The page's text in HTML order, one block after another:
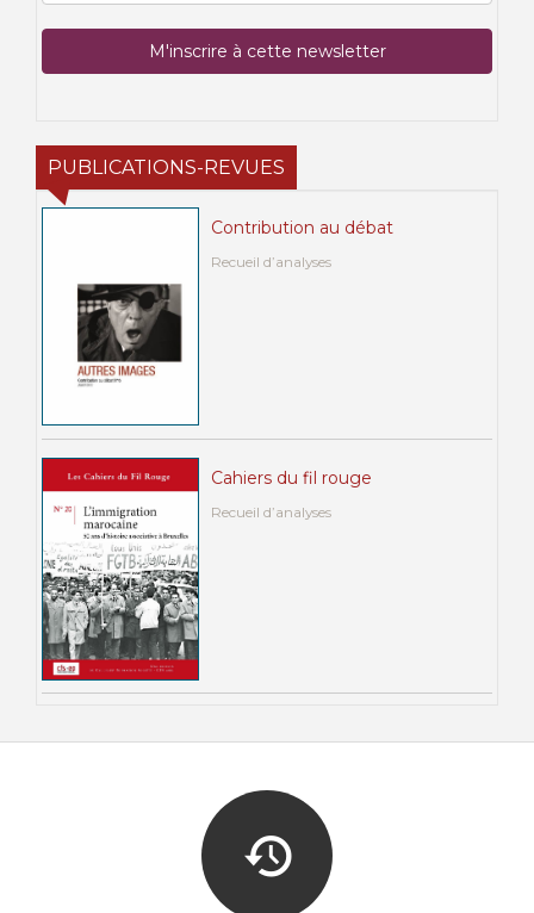
PUBLICATIONS-REVUES
Contribution au débat
Recueil d’analyses
Cahiers du fil rouge
Recueil d’analyses